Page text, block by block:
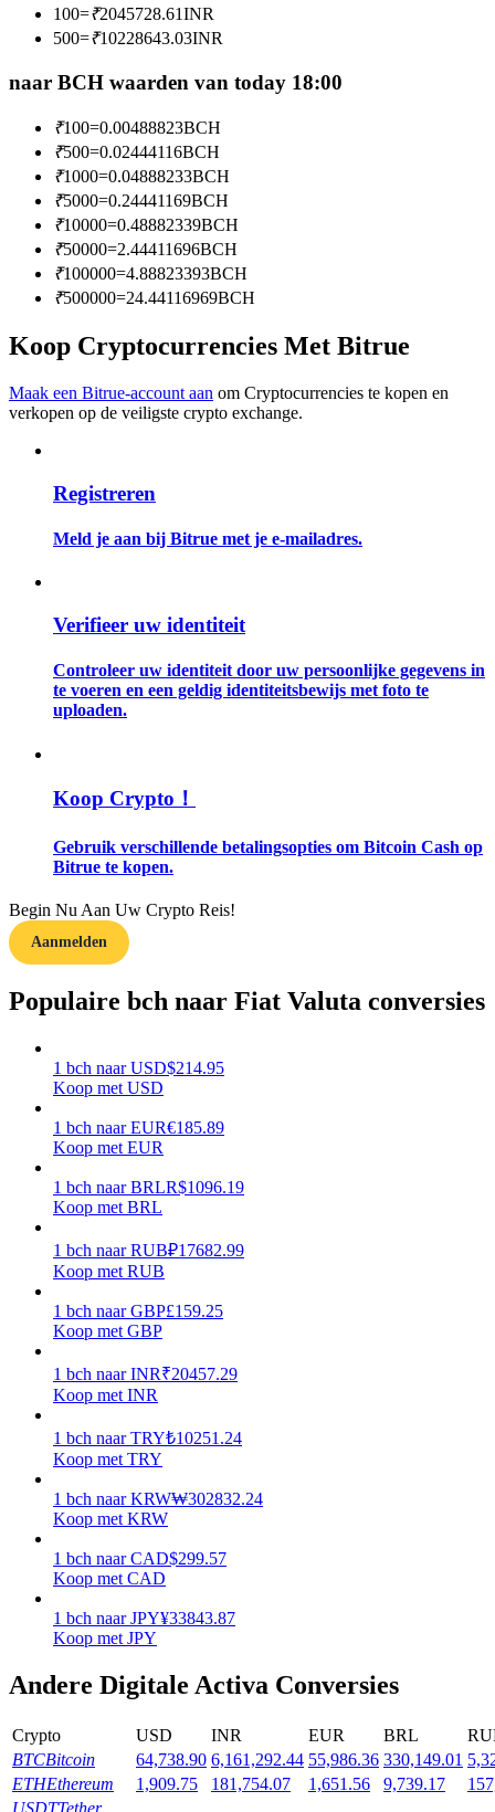
Big data-analyse inclusief handelsinformatie, enz.
Futures-startgids
Handelsstrategieën
Leer hoe u winstgevend kunt blijven
Verdienen
Macht varkentje
Verdien dagelijks competitieve beloningen
Hoog rendement en directe toegang
Launchpool
100=₹2045728.61INR
500=₹10228643.03INR
naar BCH waarden van today 18:00
₹100=0.00488823BCH
₹500=0.02444116BCH
₹1000=0.04888233BCH
₹5000=0.24441169BCH
₹10000=0.48882339BCH
₹50000=2.44411696BCH
₹100000=4.88823393BCH
₹500000=24.44116969BCH
Koop Cryptocurrencies Met Bitrue
Maak een Bitrue-account aan om Cryptocurrencies te kopen en
verkopen op de veiligste crypto exchange.
Registreren
Meld je aan bij Bitrue met je e-mailadres.
Verifieer uw identiteit
Controleer uw identiteit door uw persoonlijke gegevens in
te voeren en een geldig identiteitsbewijs met foto te
uploaden.
Koop Crypto！
Gebruik verschillende betalingsopties om Bitcoin Cash op
Bitrue te kopen.
Begin Nu Aan Uw Crypto Reis!
Aanmelden
Populaire bch naar Fiat Valuta conversies
1 bch naar USD$214.95
Koop met USD
1 bch naar EUR€185.89
Koop met EUR
1 bch naar BRLR$1096.19
Koop met BRL
1 bch naar RUB₽17682.99
Koop met RUB
1 bch naar GBP£159.25
Koop met GBP
1 bch naar INR₹20457.29
Koop met INR
1 bch naar TRY₺10251.24
Koop met TRY
1 bch naar KRW₩302832.24
Koop met KRW
1 bch naar CAD$299.57
Koop met CAD
1 bch naar JPY¥33843.87
Koop met JPY
Andere Digitale Activa Conversies
Crypto USD INR EUR BRL
BTCBitcoin 64,738.90 6,161,292.44 55,986.36 330,149.01
ETHEthereum 1,909.75 181,754.07 1,651.56 9,739.17
USDTTether